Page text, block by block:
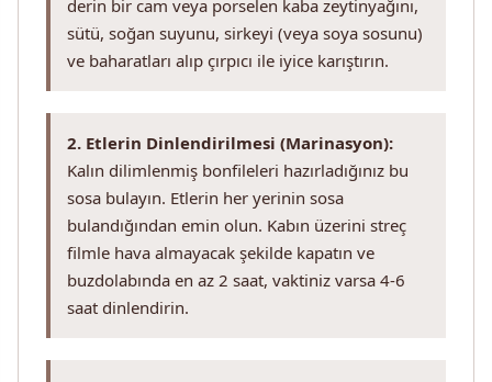
derin bir cam veya porselen kaba zeytinyağını,
sütü, soğan suyunu, sirkeyi (veya soya sosunu)
ve baharatları alıp çırpıcı ile iyice karıştırın.
2. Etlerin Dinlendirilmesi (Marinasyon):
Kalın dilimlenmiş bonfileleri hazırladığınız bu
sosa bulayın. Etlerin her yerinin sosa
bulandığından emin olun. Kabın üzerini streç
filmle hava almayacak şekilde kapatın ve
buzdolabında en az 2 saat, vaktiniz varsa 4-6
saat dinlendirin.